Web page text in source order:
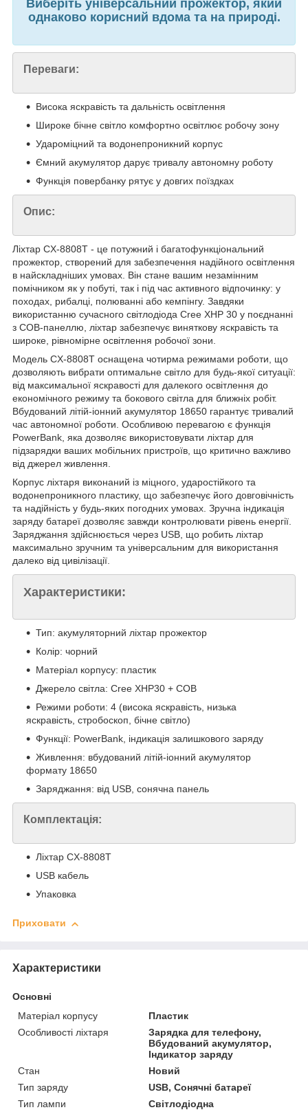
Виберіть універсальний прожектор, який
однаково корисний вдома та на природі.
Переваги:
Висока яскравість та дальність освітлення
Широке бічне світло комфортно освітлює робочу зону
Удароміцний та водонепроникний корпус
Ємний акумулятор дарує тривалу автономну роботу
Функція повербанку рятує у довгих поїздках
Опис:
Ліхтар CX-8808T - це потужний і багатофункціональний
прожектор, створений для забезпечення надійного освітлення
в найскладніших умовах. Він стане вашим незамінним
помічником як у побуті, так і під час активного відпочинку: у
походах, рибалці, полюванні або кемпінгу. Завдяки
використанню сучасного світлодіода Cree XHP 30 у поєднанні
з COB-панеллю, ліхтар забезпечує виняткову яскравість та
широке, рівномірне освітлення робочої зони.
Модель CX-8808T оснащена чотирма режимами роботи, що
дозволяють вибрати оптимальне світло для будь-якої ситуації:
від максимальної яскравості для далекого освітлення до
економічного режиму та бокового світла для ближніх робіт.
Вбудований літій-іонний акумулятор 18650 гарантує тривалий
час автономної роботи. Особливою перевагою є функція
PowerBank, яка дозволяє використовувати ліхтар для
підзарядки ваших мобільних пристроїв, що критично важливо
від джерел живлення.
Корпус ліхтаря виконаний із міцного, ударостійкого та
водонепроникного пластику, що забезпечує його довговічність
та надійність у будь-яких погодних умовах. Зручна індикація
заряду батареї дозволяє завжди контролювати рівень енергії.
Заряджання здійснюється через USB, що робить ліхтар
максимально зручним та універсальним для використання
далеко від цивілізації.
Характеристики:
Тип: акумуляторний ліхтар прожектор
Колір: чорний
Матеріал корпусу: пластик
Джерело світла: Cree XHP30 + COB
Режими роботи: 4 (висока яскравість, низька
яскравість, стробоскоп, бічне світло)
Функції: PowerBank, індикація залишкового заряду
Живлення: вбудований літій-іонний акумулятор
формату 18650
Заряджання: від USB, сонячна панель
Комплектація:
Ліхтар CX-8808T
USB кабель
Упаковка
Приховати
Характеристики
Основні
Матеріал корпусу
Пластик
Особливості ліхтаря
Зарядка для телефону,
Вбудований акумулятор,
Індикатор заряду
Стан
Новий
Тип заряду
USB, Сонячні батареї
Тип лампи
Світлодіодна